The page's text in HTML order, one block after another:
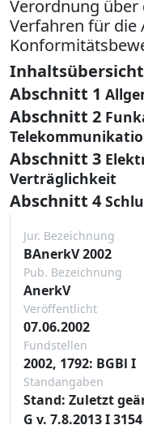
Verordnung
Verfahren für die
Inhaltsübersicht
Abschnitt 1
Abschnitt 2
Abschnitt 3
Verträglichkeit
Abschnitt 4
Jur. Bezeichnung
BAnerkV 2002
Pub. Bezeichnung
AnerkV
Veröffentlicht
07.06.2002
Fundstellen
2002, 1792: BGBl I
Standangaben
Stand: Zuletzt
G v. 7.8.2013 I 3154